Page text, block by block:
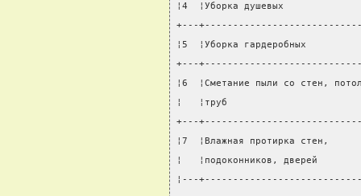
¦4  ¦Уборка душевых
+---
¦5  ¦Уборка гардеробных
+---
¦6  ¦Сметание пыли со стен,
¦   ¦труб
+---
¦7  ¦Влажная протирка
¦   ¦подоконников,
¦---